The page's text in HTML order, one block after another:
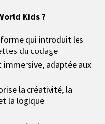
Kids ?
qui introduit les
du codage
immersive, adaptée aux
la créativité, la
la logique